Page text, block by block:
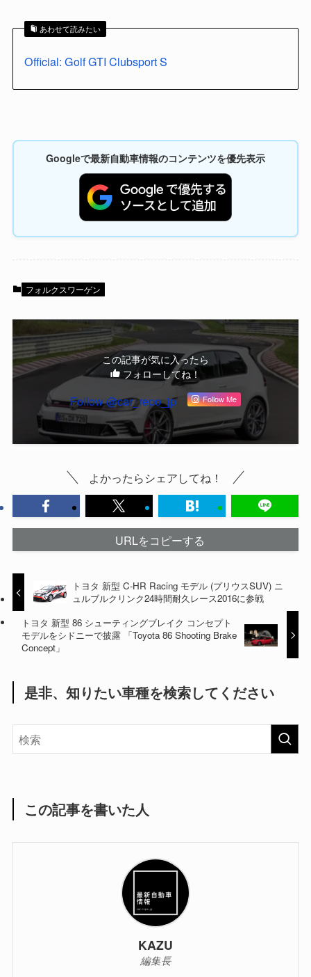
あわせて読みたい
Official: Golf GTI Clubsport S
Googleで最新自動車情報のコンテンツを優先表示
フォルクスワーゲン
この記事が気に入ったら
フォローしてね！
Follow @car_repo_jp Follow Me
よかったらシェアしてね！
URLをコピーする
トヨタ 新型 C-HR Racing モデル (プリウスSUV) ニ
ュルブルクリンク24時間耐久レース2016に参戦
トヨタ 新型 86 シューティングブレイク コンセプト
モデルをシドニーで披露 「Toyota 86 Shooting Brake
Concept」
是非、知りたい車種を検索してください
この記事を書いた人
KAZU
編集長